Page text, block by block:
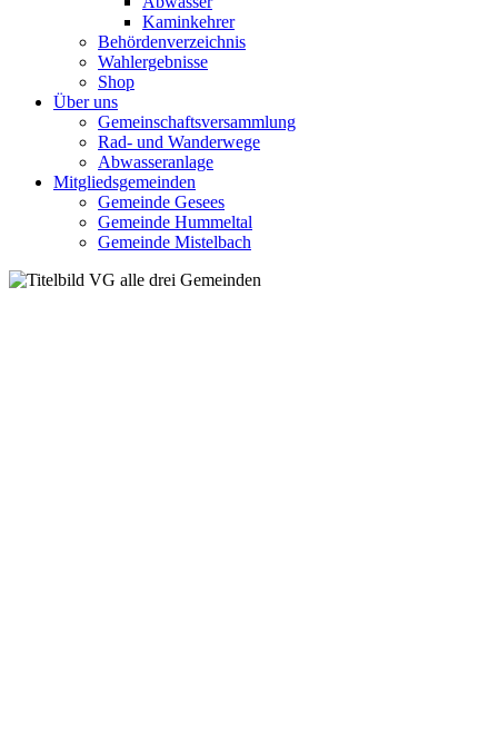
Kaminkehrer
Behördenverzeichnis
Wahlergebnisse
Shop
Über uns
Gemeinschaftsversammlung
Rad- und Wanderwege
Abwasseranlage
Mitgliedsgemeinden
Gemeinde Gesees
Gemeinde Hummeltal
Gemeinde Mistelbach